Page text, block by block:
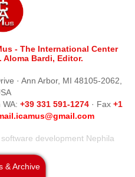
& Archive
- The International Center
Aloma Bardi, Editor.
· Ann Arbor, MI 48105-2062,
WA: +39 331 591-1274 · Fax +1
ail.icamus@gmail.com
software development Nephila